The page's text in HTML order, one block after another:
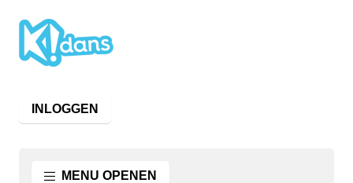
INLOGGEN
MENU OPENEN